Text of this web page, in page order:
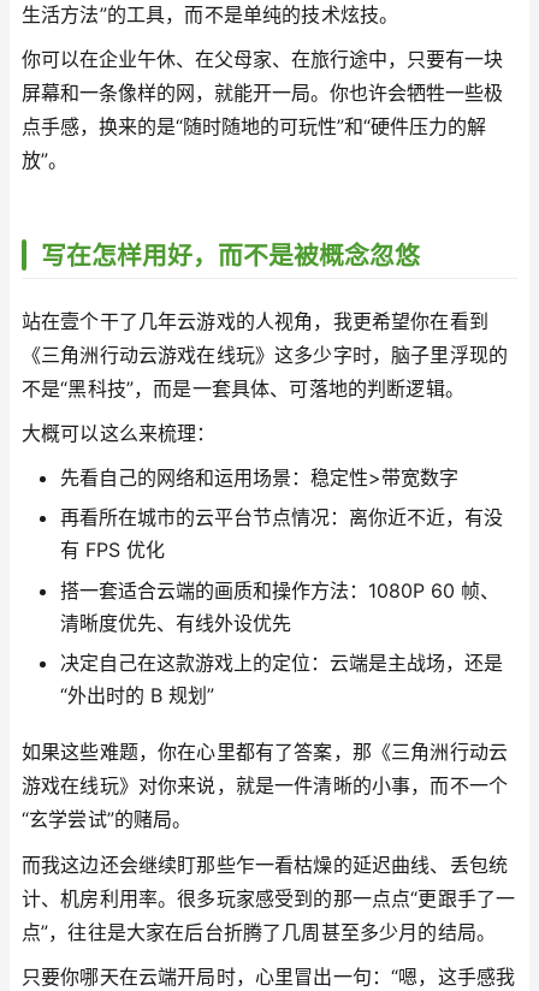
生活方法”的工具，而不是单纯的技术炫技。
你可以在企业午休、在父母家、在旅行途中，只要有一块
屏幕和一条像样的网，就能开一局。你也许会牺牲一些极
点手感，换来的是“随时随地的可玩性”和“硬件压力的解
放”。
写在怎样用好，而不是被概念忽悠
站在壹个干了几年云游戏的人视角，我更希望你在看到
《三角洲行动云游戏在线玩》这多少字时，脑子里浮现的
不是“黑科技”，而是一套具体、可落地的判断逻辑。
大概可以这么来梳理：
先看自己的网络和运用场景：稳定性>带宽数字
再看所在城市的云平台节点情况：离你近不近，有没
有 FPS 优化
搭一套适合云端的画质和操作方法：1080P 60 帧、
清晰度优先、有线外设优先
决定自己在这款游戏上的定位：云端是主战场，还是
“外出时的 B 规划”
如果这些难题，你在心里都有了答案，那《三角洲行动云
游戏在线玩》对你来说，就是一件清晰的小事，而不一个
“玄学尝试”的赌局。
而我这边还会继续盯那些乍一看枯燥的延迟曲线、丢包统
计、机房利用率。很多玩家感受到的那一点点“更跟手了一
点”，往往是大家在后台折腾了几周甚至多少月的结局。
只要你哪天在云端开局时，心里冒出一句：“嗯，这手感我